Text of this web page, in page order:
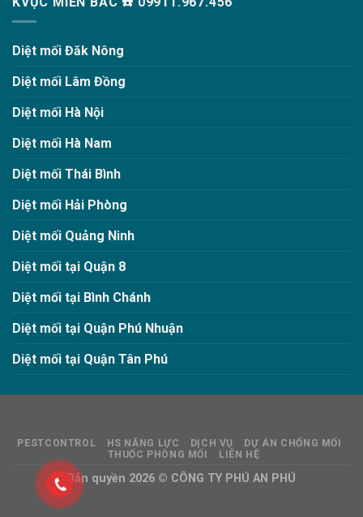
Diệt mối Đăk Nông
Diệt mối Lâm Đồng
Diệt mối Hà Nội
Diệt mối Hà Nam
Diệt mối Thái Bình
Diệt mối Hải Phòng
Diệt mối Quảng Ninh
Diệt mối tại Quận 8
Diệt mối tại Bình Chánh
Diệt mối tại Quận Phú Nhuận
Diệt mối tại Quận Tân Phú
PESTCONTROL HS NĂNG LỰC DỊCH VỤ
DỰ ÁN CHỐNG MỐI
THUỐC PHÒNG MỐI
LIÊN HỆ
Bản quyền 2026 © CÔNG TY PHÚ AN PHÚ